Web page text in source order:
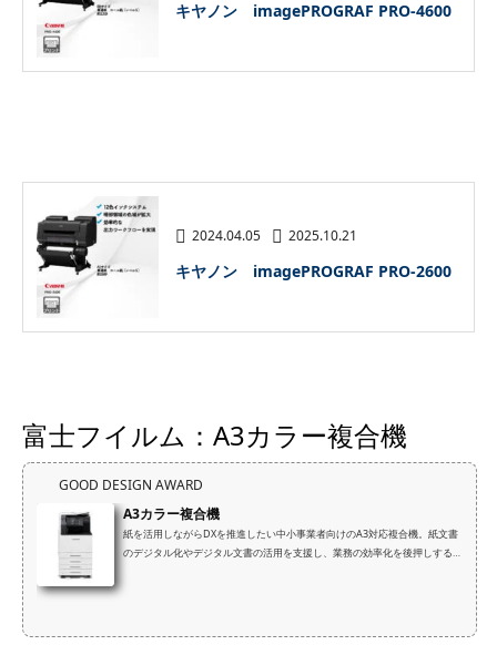
キヤノン imagePROGRAF PRO-4600
2024.04.05 2025.10.21
キヤノン imagePROGRAF PRO-2600
富士フイルム：A3カラー複合機
GOOD DESIGN AWARD
A3カラー複合機
紙を活用しながらDXを推進したい中小事業者向けのA3対応複合機。紙文書
のデジタル化やデジタル文書の活用を支援し、業務の効率化を後押しする。